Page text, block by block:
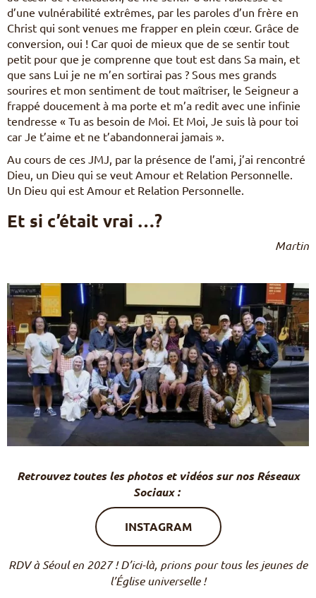
d’une vulnérabilité extrêmes, par les paroles d’un frère en
Christ qui sont venues me frapper en plein cœur. Grâce de
conversion, oui ! Car quoi de mieux que de se sentir tout
petit pour que je comprenne que tout est dans Sa main, et
que sans Lui je ne m’en sortirai pas ? Sous mes grands
sourires et mon sentiment de tout maîtriser, le Seigneur a
frappé doucement à ma porte et m’a redit avec une infinie
tendresse « Tu as besoin de Moi. Et Moi, Je suis là pour toi
car Je t’aime et ne t’abandonnerai jamais ».
Au cours de ces JMJ, par la présence de l’ami, j’ai rencontré
Dieu, un Dieu qui se veut Amour et Relation Personnelle.
Un Dieu qui est Amour et Relation Personnelle.
Et si c’était vrai …?
Martin
Retrouvez toutes les photos et vidéos sur nos Réseaux
Sociaux :
INSTAGRAM
RDV à Séoul en 2027 ! D’ici-là, prions pour tous les jeunes de
l’Église universelle !